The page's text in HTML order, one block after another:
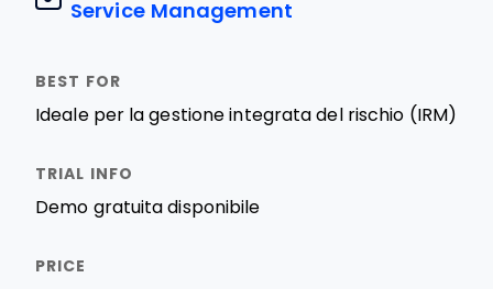
Service Management
Ideale per la gestione integrata del rischio (IRM)
Demo gratuita disponibile